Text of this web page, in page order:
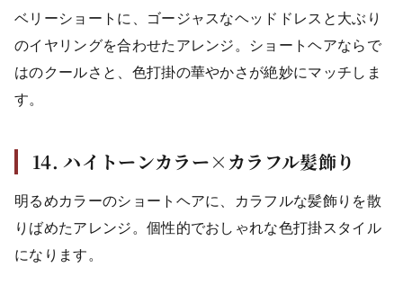
ベリーショートに、ゴージャスなヘッドドレスと大ぶり
のイヤリングを合わせたアレンジ。ショートヘアならで
はのクールさと、色打掛の華やかさが絶妙にマッチしま
す。
14. ハイトーンカラー×カラフル髪飾り
明るめカラーのショートヘアに、カラフルな髪飾りを散
りばめたアレンジ。個性的でおしゃれな色打掛スタイル
になります。